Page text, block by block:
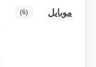
موبایل (6)